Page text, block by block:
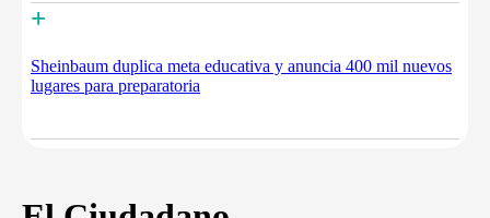
+
Sheinbaum duplica meta educativa y anuncia 400 mil nuevos
lugares para preparatoria